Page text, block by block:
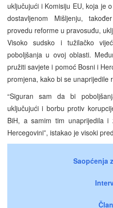
uključujući i Komisiju EU, koja je
dostavljenom Mišljenju,
provedu reforme u pravosuđu,
Visoko sudsko i tužilačko
poboljšanja u ovoj oblasti.
pružiti savjete i pomoć Bosni i
promjena, kako bi se unaprijedile
“Siguran sam da bi
uključujući i borbu protiv
BiH, a samim tim unaprijedila
Hercegovini”, istakao je visoki
Saopćenja